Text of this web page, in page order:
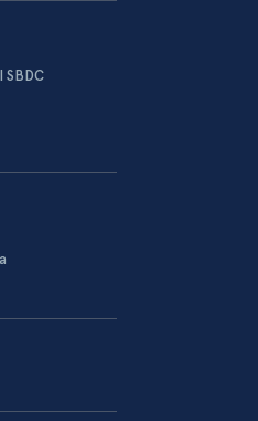
SBDC